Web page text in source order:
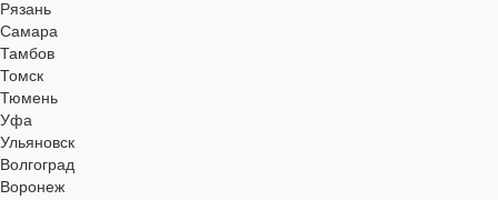
Рязань
Самара
Тамбов
Томск
Тюмень
Уфа
Ульяновск
Волгоград
Воронеж